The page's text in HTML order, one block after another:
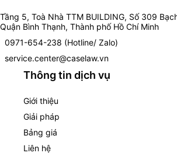
Tầng 5, Toà Nhà TTM BUILDING, Số 309
Quận Bình Thạnh, Thành phố Hồ Chí Minh
0971-654-238 (Hotline/ Zalo)
service.center@caselaw.vn
Thông tin dịch vụ
Giới thiệu
Giải pháp
Bảng giá
Liên hệ